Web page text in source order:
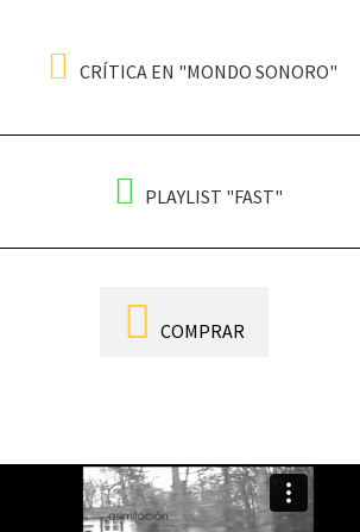
CRÍTICA EN "MONDO SONORO"
PLAYLIST "FAST"
COMPRAR